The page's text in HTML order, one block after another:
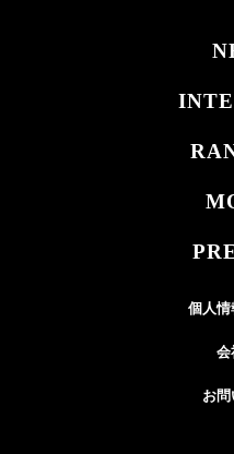
個人情
会
お